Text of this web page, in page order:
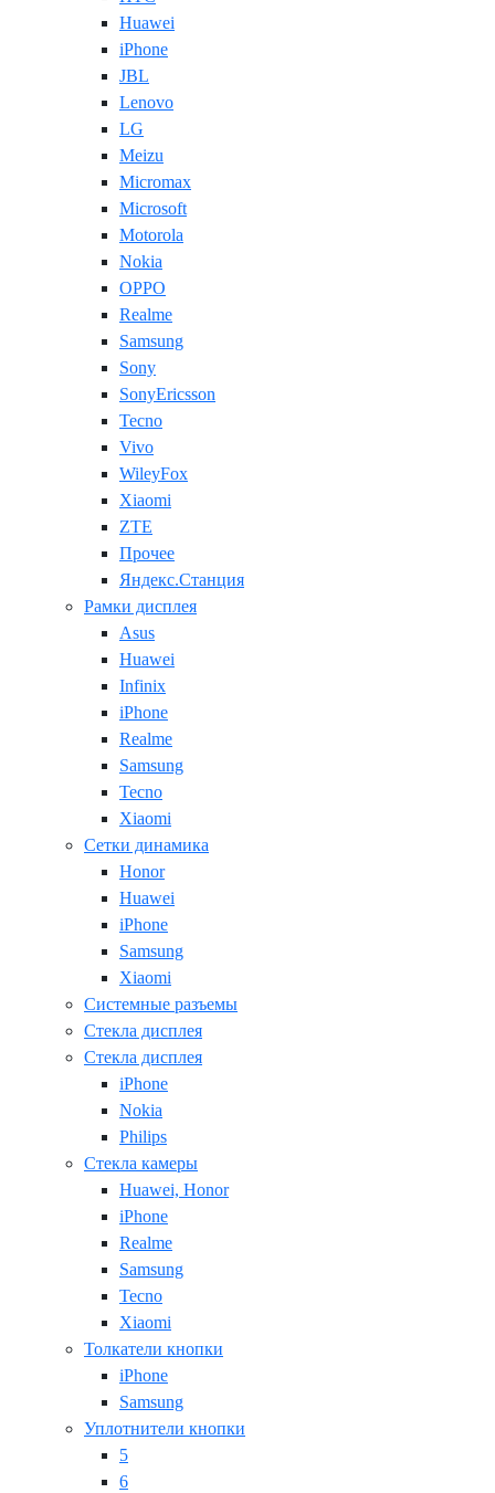
Huawei
iPhone
JBL
Lenovo
LG
Meizu
Micromax
Microsoft
Motorola
Nokia
OPPO
Realme
Samsung
Sony
SonyEricsson
Tecno
Vivo
WileyFox
Xiaomi
ZTE
Прочее
Яндекс.Станция
Рамки дисплея
Asus
Huawei
Infinix
iPhone
Realme
Samsung
Tecno
Xiaomi
Сетки динамика
Honor
Huawei
iPhone
Samsung
Xiaomi
Системные разъемы
Стекла дисплея
Стекла дисплея
iPhone
Nokia
Philips
Стекла камеры
Huawei, Honor
iPhone
Realme
Samsung
Tecno
Xiaomi
Толкатели кнопки
iPhone
Samsung
Уплотнители кнопки
5
6